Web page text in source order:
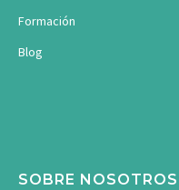
Formación
Blog
SOBRE NOSOTROS